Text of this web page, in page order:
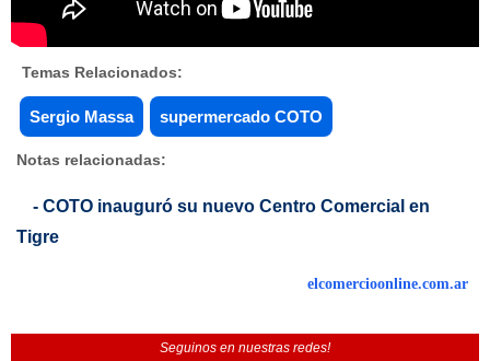
Temas Relacionados:
Sergio Massa supermercado COTO
Notas relacionadas:
- COTO inauguró su nuevo Centro Comercial en
Tigre
elcomercioonline.com.ar
Seguinos en nuestras redes!